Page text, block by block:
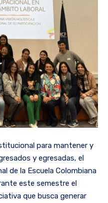
para mantener y
y egresadas, el
de la Escuela Colombiana
este semestre el
que busca generar